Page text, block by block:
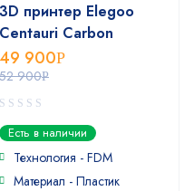
3D принтер Elegoo
Centauri Carbon
52 900Р
49 900Р
0
out
of
Есть в наличии
Технология - FDM
Материал - Пластик